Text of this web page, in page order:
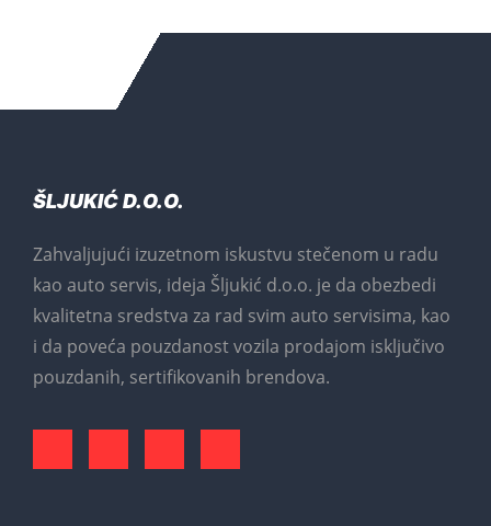
ŠLJUKIĆ D.O.O.
Zahvaljujući izuzetnom iskustvu stečenom u radu
kao auto servis, ideja Šljukić d.o.o. je da obezbedi
kvalitetna sredstva za rad svim auto servisima, kao
i da poveća pouzdanost vozila prodajom isključivo
pouzdanih, sertifikovanih brendova.